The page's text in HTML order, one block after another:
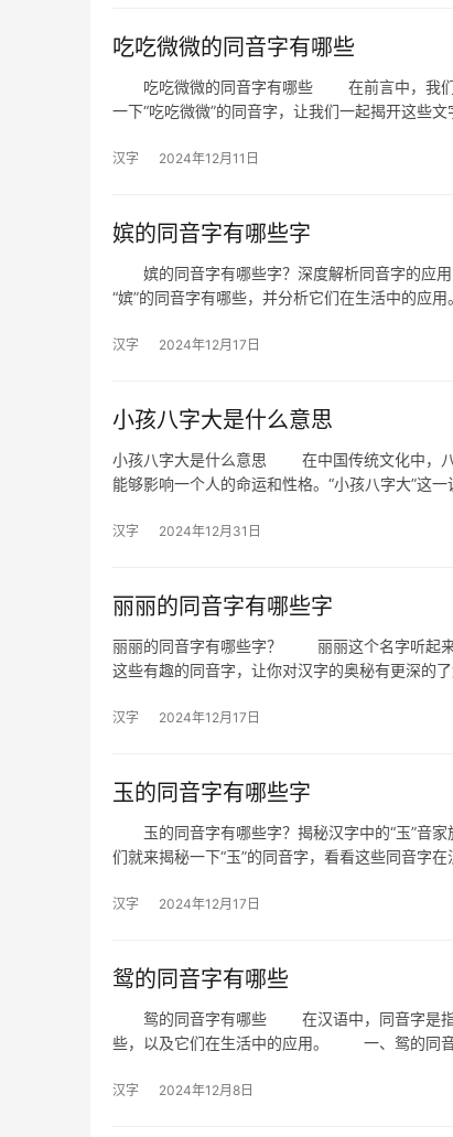
吃吃微微的同音字有哪些
吃吃微微的同音字有哪些 在前言中，我们常
一下“吃吃微微”的同音字，让我们一起揭开这些
汉字 2024年12月11日
嫔的同音字有哪些字
嫔的同音字有哪些字？深度解析同音字的应
“嫔”的同音字有哪些，并分析它们在生活中的
汉字 2024年12月17日
小孩八字大是什么意思
小孩八字大是什么意思 在中国传统文化中，八
能够影响一个人的命运和性格。“小孩八字大”这
汉字 2024年12月31日
丽丽的同音字有哪些字
丽丽的同音字有哪些字？ 丽丽这个名字听起来
这些有趣的同音字，让你对汉字的奥秘有更深
汉字 2024年12月17日
玉的同音字有哪些字
玉的同音字有哪些字？揭秘汉字中的“玉”音
们就来揭秘一下“玉”的同音字，看看这些同音字
汉字 2024年12月17日
鸳的同音字有哪些
鸳的同音字有哪些 在汉语中，同音字是指发
些，以及它们在生活中的应用。 一、鸳的
汉字 2024年12月8日